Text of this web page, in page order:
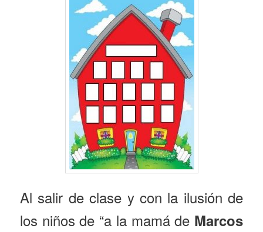
Al salir de clase y con la ilusión de
los niños de “a la mamá de Marcos